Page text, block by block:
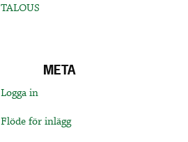
TALOUS
META
Logga in
Flöde för inlägg